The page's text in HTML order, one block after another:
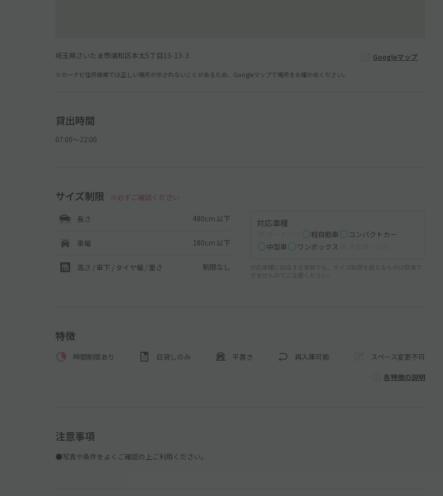
埼玉県さいたま市浦和区本太5丁目13-13-3 Googleマップ
※カーナビ住所検索では正しい場所が示されないことがあるため、Googleマップで場所をお確かめください。
貸出時間
07:00〜22:00
サイズ制限 ※必ずご確認ください
長さ 480cm 以下
車幅 180cm 以下
高さ / 車下 / タイヤ幅 / 重さ 制限なし
対応車種
軽自動車
コンパクトカー
中型車
ワンボックス
対応車種に該当する車両でも、サイズ制限を超えるものは駐車で
きませんのでご注意ください。
特徴
時間制限あり 日貸しのみ 平置き 再入庫可能 スペース変更不可
各特徴の説明
注意事項
●写真や条件をよくご確認の上ご利用ください。